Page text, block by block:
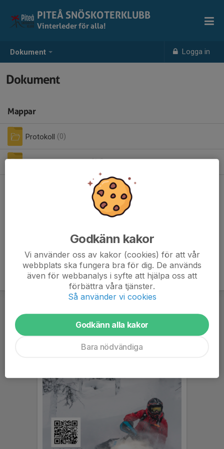
Dokument Logga in
PITEÅ SNÖSKOTERKLUBB
Vinterleder för alla!
Dokument
Mappar
Protokoll (0)
Rullande sponsorer (14)
Godkänn kakor
Vi använder oss av kakor (cookies) för att vår
webbplats ska fungera bra för dig. De används
även för webbanalys i syfte att hjälpa oss att
förbättra våra tjänster.
Så använder vi cookies
Godkänn alla kakor
Bara nödvändiga